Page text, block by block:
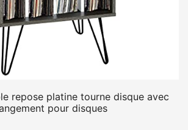
repose platine tourne disque avec
pour disques